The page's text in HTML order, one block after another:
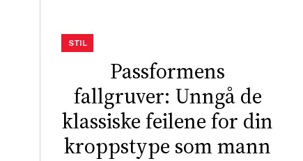
Passformens
fallgruver: Unngå de
klassiske feilene for din
kroppstype som mann
STIL